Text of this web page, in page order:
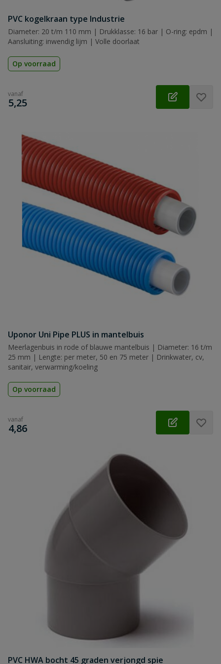
PVC kogelkraan type Industrie
Diameter: 20 t/m 110 mm | Drukklasse: 16 bar | O-ring: epdm |
Aansluiting: inwendig lijm | Volle doorlaat
Op voorraad
vanaf
€
5,25
Uponor Uni Pipe PLUS in mantelbuis
Meerlagenbuis in rode of blauwe mantelbuis | Diameter: 16 t/m
25 mm | Lengte: per meter, 50 en 75 meter | Drinkwater, cv,
sanitair, verwarming/koeling
Op voorraad
vanaf
€
4,86
PVC HWA bocht 45 graden verjongd spie